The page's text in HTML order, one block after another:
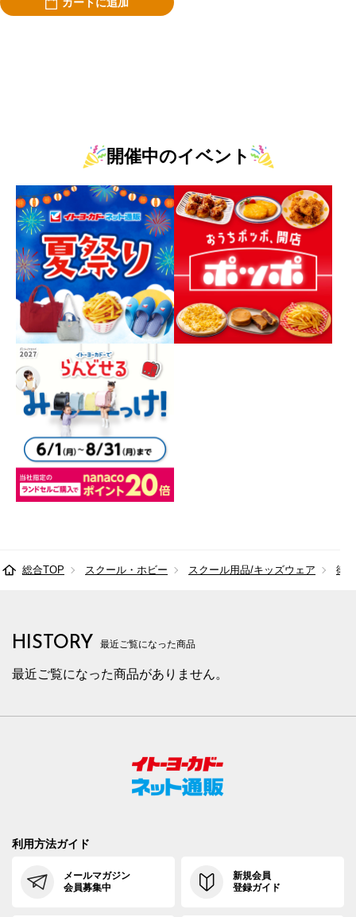
カートに追加
開催中のイベント
総合TOP スクール・ホビー スクール用品/キッズウェア 衛
HISTORY 最近ご覧になった商品
最近ご覧になった商品がありません。
利用方法ガイド
メールマガジン
会員募集中
新規会員
登録ガイド